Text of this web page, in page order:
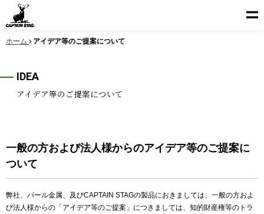
ホーム アイデア等のご提案について
IDEA
アイデア等のご提案について
一般の方および法人様からのアイデア等のご提案に
ついて
弊社、パール金属、及びCAPTAIN STAGの製品におきましては、一般の方およ
び法人様からの「アイデア等のご提案」につきましては、知的財産権等のトラ